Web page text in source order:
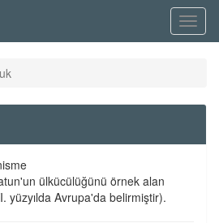
Menü
ülkücülüğünü örnek alan
yüzyılda Avrupa'da belirmiştir).